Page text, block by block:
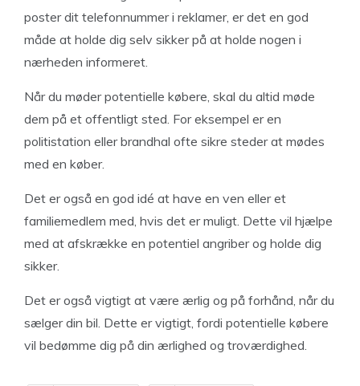
poster dit telefonnummer i reklamer, er det en god
måde at holde dig selv sikker på at holde nogen i
nærheden informeret.
Når du møder potentielle købere, skal du altid møde
dem på et offentligt sted. For eksempel er en
politistation eller brandhal ofte sikre steder at mødes
med en køber.
Det er også en god idé at have en ven eller et
familiemedlem med, hvis det er muligt. Dette vil hjælpe
med at afskrække en potentiel angriber og holde dig
sikker.
Det er også vigtigt at være ærlig og på forhånd, når du
sælger din bil. Dette er vigtigt, fordi potentielle købere
vil bedømme dig på din ærlighed og troværdighed.